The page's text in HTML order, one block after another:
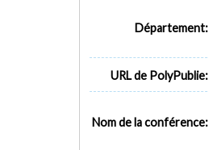
Département:
URL de PolyPublie:
Nom de la conférence: